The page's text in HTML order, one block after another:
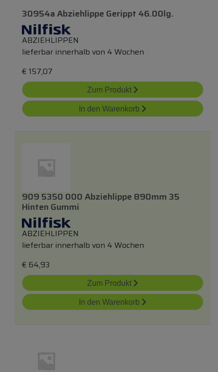
30954a Abziehlippe Gerippt 46.00lg.
ABZIEHLIPPEN
lieferbar innerhalb von 4 Wochen
€ 157,07
Zum Produkt
In den Warenkorb
909 5350 000 Abziehlippe 890mm 35
Hinten Gummi
ABZIEHLIPPEN
lieferbar innerhalb von 4 Wochen
€ 64,93
Zum Produkt
In den Warenkorb